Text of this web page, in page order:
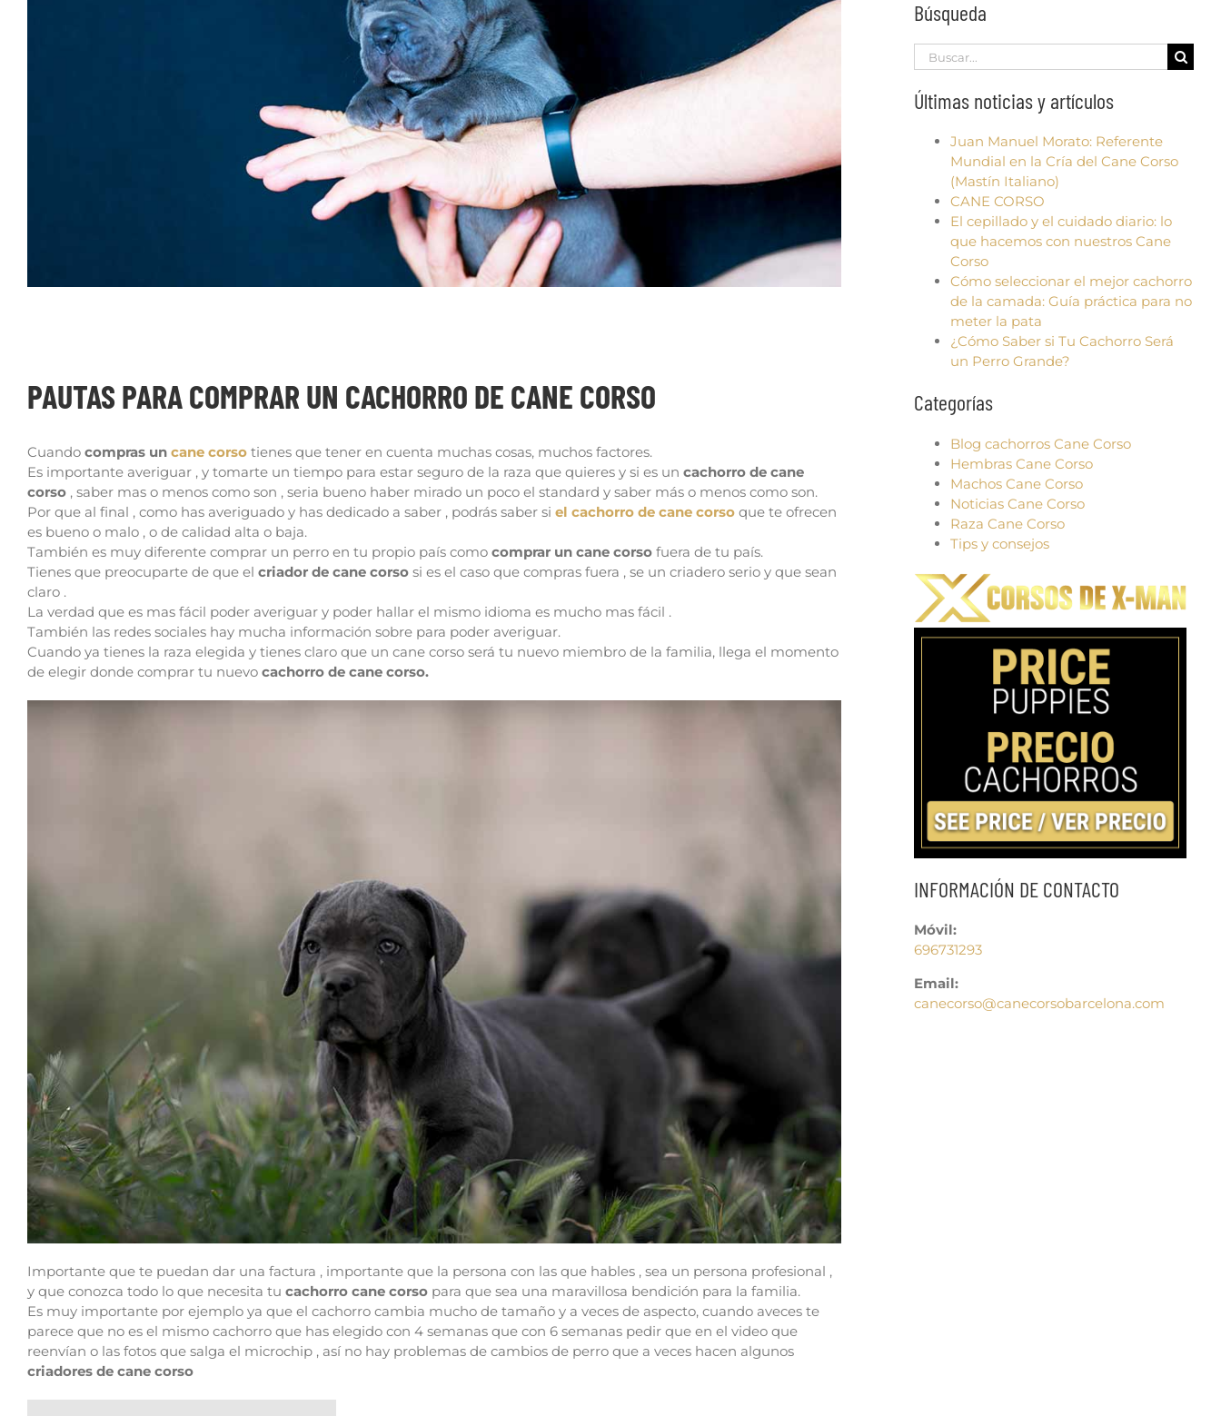
PAUTAS PARA COMPRAR UN CACHORRO DE CANE CORSO
Cuando compras un cane corsotienes que tener en cuenta muchas cosas, muchos factores.
Es importante averiguar , y tomarte un tiempo para estar seguro de la raza que quieres y si es un cachorro de cane
corso, saber mas o menos como son , seria bueno haber mirado un poco el standard y saber más o menos como son.
Por que al final , como has averiguado y has dedicado a saber , podrás saber si el cachorro de cane corsoque te ofrecen
es bueno o malo , o de calidad alta o baja.
También es muy diferente comprar un perro en tu propio país como comprar un cane corsofuera de tu país.
Tienes que preocuparte de que el criador de cane corsosi es el caso que compras fuera , se un criadero serio y que sean
claro .
La verdad que es mas fácil poder averiguar y poder hallar el mismo idioma es mucho mas fácil .
También las redes sociales hay mucha información sobre para poder averiguar.
Cuando ya tienes la raza elegida y tienes claro que un cane corso será tu nuevo miembro de la familia, llega el momento
de elegir donde comprar tu nuevo cachorro de cane corso.
Importante que te puedan dar una factura , importante que la persona con las que hables , sea un persona profesional ,
y que conozca todo lo que necesita tu cachorro cane corsopara que sea una maravillosa bendición para la familia.
Es muy importante por ejemplo ya que el cachorro cambia mucho de tamaño y a veces de aspecto, cuando aveces te
parece que no es el mismo cachorro que has elegido con 4 semanas que con 6 semanas pedir que en el video que
reenvían o las fotos que salga el microchip , así no hay problemas de cambios de perro que a veces hacen algunos
criadores de cane corso
Búsqueda
Search
for:
Últimas noticias y artículos
Juan Manuel Morato: Referente
Mundial en la Cría del Cane Corso
(Mastín Italiano)
CANE CORSO
El cepillado y el cuidado diario: lo
que hacemos con nuestros Cane
Corso
Cómo seleccionar el mejor cachorro
de la camada: Guía práctica para no
meter la pata
¿Cómo Saber si Tu Cachorro Será
un Perro Grande?
Categorías
Blog cachorros Cane Corso
Hembras Cane Corso
Machos Cane Corso
Noticias Cane Corso
Raza Cane Corso
Tips y consejos
INFORMACIÓN DE CONTACTO
Móvil:
696731293
Email:
canecorso@canecorsobarcelona.com